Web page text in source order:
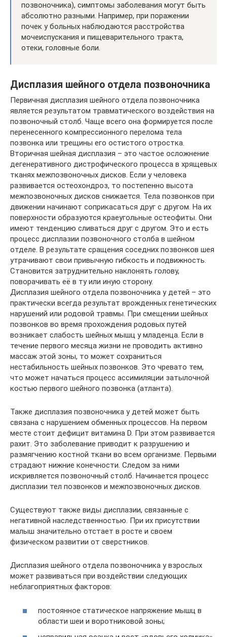
позвоночника), симптомы заболевания могут быть
абсолютно разными. Например, при поражении
почек у больных наблюдаются расстройства
мочеиспускания и пищеварительного тракта,
отеки, головные боли.
Дисплазия шейного отдела позвоночника
Первичная дисплазия шейного отдела позвоночника
является результатом травматического воздействия на
позвоночный столб. Чаще всего она формируется после
перенесенного компрессионного перелома тела
позвонка или трещины его остистого отростка.
Вторичная шейная дисплазия – это частое осложнение
дегенеративного дистрофического процесса в хрящевых
тканях межпозвоночных дисков. Если у человека
развивается остеохондроз, то постепенно высота
межпозвоночных дисков снижается. Тела позвонков при
движении начинают соприкасаться друг с другом. На их
поверхности образуются краеугольные остеофиты. Они
имеют тенденцию сливаться друг с другом. Это и есть
процесс дисплазии позвоночного столба в шейном
отделе. В результате сращения соседних позвонков шея
утрачивают свои привычную гибкость и подвижность.
Становится затруднительно наклонять голову,
поворачивать её в ту или иную сторону.
Дисплазия шейного отдела позвоночника у детей – это
практически всегда результат врожденных генетических
нарушений или родовой травмы. При смещении шейных
позвонков во время прохождения родовых путей
возникает слабость шейных мышц у младенца. Если в
течение первого месяца жизни не проводить активно
массаж этой зоны, то может сохраниться
нестабильность шейных позвонков. Это чревато тем,
что может начаться процесс ассимиляции затылочной
костью первого шейного позвонка (атланта).
Также дисплазия позвоночника у детей может быть
связана с нарушением обменных процессов. На первом
месте стоит дефицит витамина D. При этом развивается
рахит. Это заболевание приводит к разрушению и
размягчению костной ткани во всем организме. Первыми
страдают нижние конечности. Следом за ними
искривляется позвоночный столб. Начинается процесс
дисплазии тел позвонков и межпозвоночных дисков.
Существуют также виды дисплазии, связанные с
негативной наследственностью. При их присутствии
малыш значительно отстает в росте и своем
физическом развитии от сверстников.
Дисплазия шейного отдела позвоночника у взрослых
может развиваться при воздействии следующих
неблагоприятных факторов:
постоянное статическое напряжение мышц в
области шеи и воротниковой зоны;